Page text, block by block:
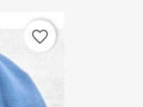
favorite_border